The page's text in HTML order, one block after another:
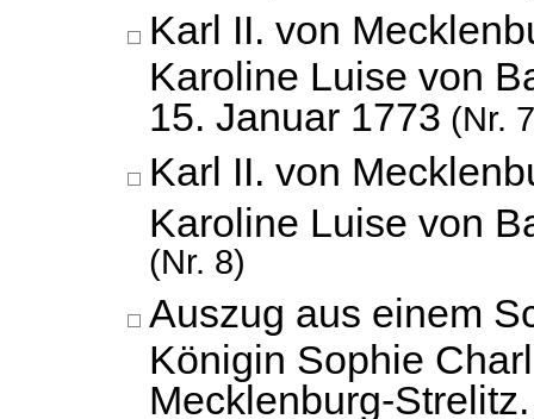
Karl II. von
Karoline Luise von
15. Januar 1773 (Nr.
Karl II. von
Karoline Luise von
(Nr. 8)
Auszug aus einem
Königin Sophie
Mecklenburg-Strelitz.